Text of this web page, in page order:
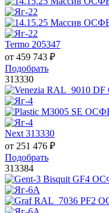
Termo 205347
от 459 743 ₽
Подобрать
313330
Next 313330
от 251 476 ₽
Подобрать
313384